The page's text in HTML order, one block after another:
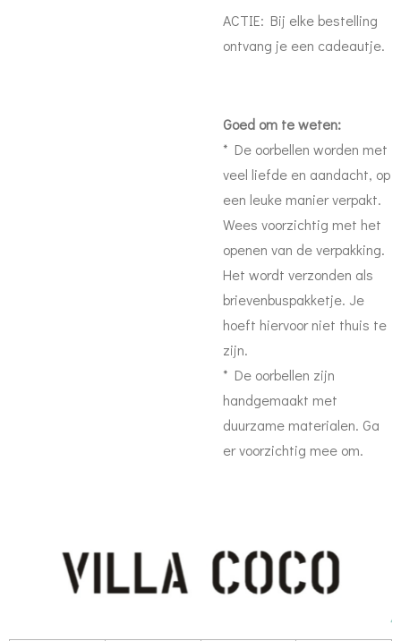
ACTIE: Bij elke bestelling
ontvang je een cadeautje.
Goed om te weten:
* De oorbellen worden met
veel liefde en aandacht, op
een leuke manier verpakt.
Wees voorzichtig met het
openen van de verpakking.
Het wordt verzonden als
brievenbuspakketje. Je
hoeft hiervoor niet thuis te
zijn.
* De oorbellen zijn
handgemaakt met
duurzame materialen. Ga
er voorzichtig mee om.